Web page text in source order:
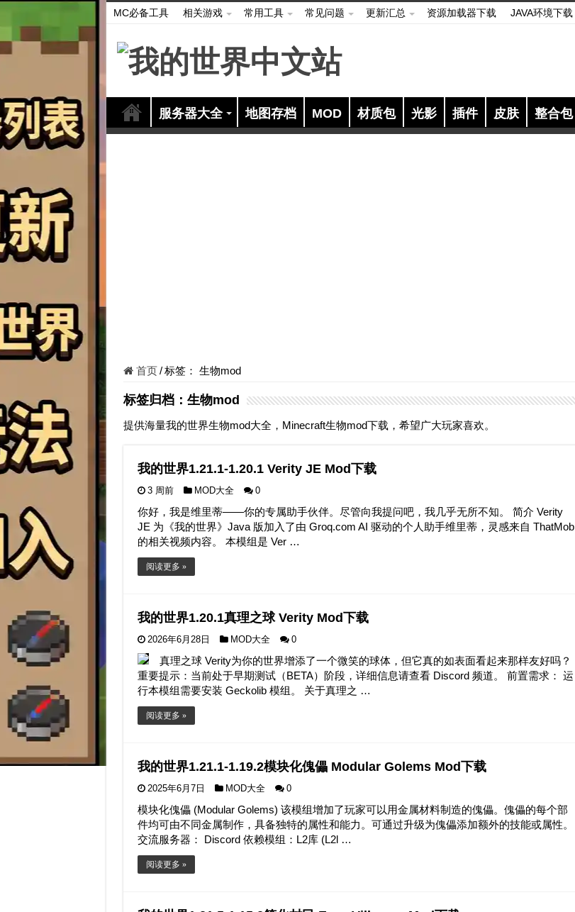
MC必备工具 相关游戏 常用工具 常见问题 更新汇总 资源加载器下载 JAVA环境下载
服务器大全 地图存档 MOD 材质包 光影 插件 皮肤 整合包
首页 / 标签： 生物mod
标签归档： 生物mod
提供海量我的世界生物mod大全，Minecraft生物mod下载，希望广大玩家喜欢。
我的世界1.21.1-1.20.1 Verity JE Mod下载
3 周前 MOD大全 0
你好，我是维里蒂——你的专属助手伙伴。尽管向我提问吧，我几乎无所不知。 简介 Verity
JE 为《我的世界》Java 版加入了由 Groq.com AI 驱动的个人助手维里蒂，灵感来自 ThatMob
的相关视频内容。 本模组是 Ver …
阅读更多 »
我的世界1.20.1真理之球 Verity Mod下载
2026年6月28日 MOD大全 0
真理之球 Verity为你的世界增添了一个微笑的球体，但它真的如表面看起来那样友好吗？
重要提示：当前处于早期测试（BETA）阶段，详细信息请查看 Discord 频道。 前置需求： 运
行本模组需要安装 Geckolib 模组。 关于真理之 …
阅读更多 »
我的世界1.21.1-1.19.2模块化傀儡 Modular Golems Mod下载
2025年6月7日 MOD大全 0
模块化傀儡 (Modular Golems) 该模组增加了玩家可以用金属材料制造的傀儡。傀儡的每个部
件均可由不同金属制作，具备独特的属性和能力。可通过升级为傀儡添加额外的技能或属性。
交流服务器： Discord 依赖模组：L2库 (L2l …
阅读更多 »